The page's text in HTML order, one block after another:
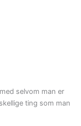
selvom man er
ting som man